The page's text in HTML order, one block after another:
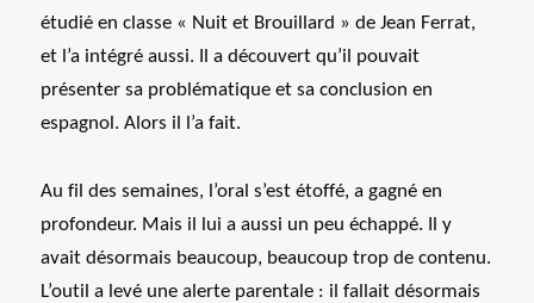
étudié en classe « Nuit et Brouillard » de Jean Ferrat,
et l’a intégré aussi. Il a découvert qu’il pouvait
présenter sa problématique et sa conclusion en
espagnol. Alors il l’a fait.
Au fil des semaines, l’oral s’est étoffé, a gagné en
profondeur. Mais il lui a aussi un peu échappé. Il y
avait désormais beaucoup, beaucoup trop de contenu.
L’outil a levé une alerte parentale : il fallait désormais